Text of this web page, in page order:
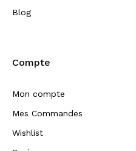
Blog
Compte
Mon compte
Mes Commandes
Wishlist